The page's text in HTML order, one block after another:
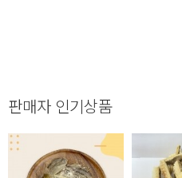
판매자 인기상품